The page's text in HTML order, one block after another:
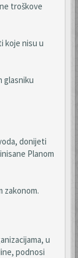
troškove
koje nisu u
glasniku
donijeti
Planom
zakonom.
u
podnosi